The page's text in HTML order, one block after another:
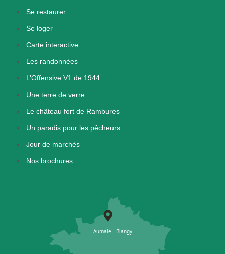
Se restaurer
Se loger
Carte interactive
Les randonnées
L’Offensive V1 de 1944
Une terre de verre
Le château fort de Rambures
Un paradis pour les pêcheurs
Jour de marchés
Nos brochures